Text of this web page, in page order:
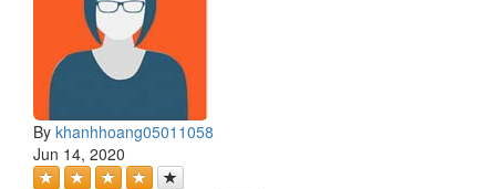
By khanhhoang05011058
Jun 14, 2020